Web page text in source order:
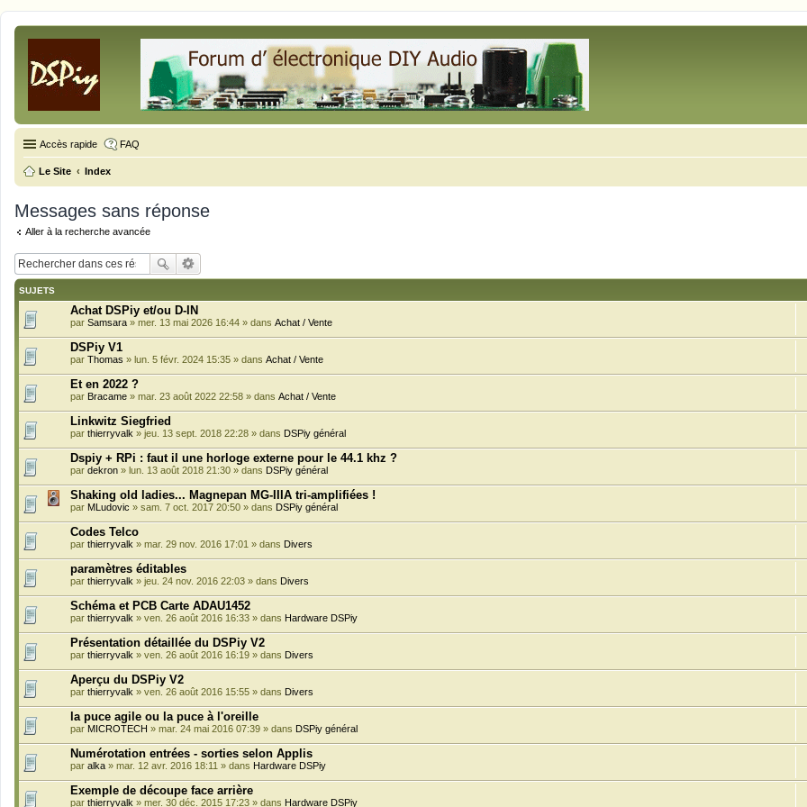
Accès rapide FAQ
Le Site Index
Messages sans réponse
Aller à la recherche avancée
SUJETS
Achat DSPiy et/ou D-IN
par Samsara » mer. 13 mai 2026 16:44 » dans Achat / Vente
DSPiy V1
par Thomas » lun. 5 févr. 2024 15:35 » dans Achat / Vente
Et en 2022 ?
par Bracame » mar. 23 août 2022 22:58 » dans Achat / Vente
Linkwitz Siegfried
par thierryvalk » jeu. 13 sept. 2018 22:28 » dans DSPiy général
Dspiy + RPi : faut il une horloge externe pour le 44.1 khz ?
par dekron » lun. 13 août 2018 21:30 » dans DSPiy général
Shaking old ladies... Magnepan MG-IIIA tri-amplifiées !
par MLudovic » sam. 7 oct. 2017 20:50 » dans DSPiy général
Codes Telco
par thierryvalk » mar. 29 nov. 2016 17:01 » dans Divers
paramètres éditables
par thierryvalk » jeu. 24 nov. 2016 22:03 » dans Divers
Schéma et PCB Carte ADAU1452
par thierryvalk » ven. 26 août 2016 16:33 » dans Hardware DSPiy
Présentation détaillée du DSPiy V2
par thierryvalk » ven. 26 août 2016 16:19 » dans Divers
Aperçu du DSPiy V2
par thierryvalk » ven. 26 août 2016 15:55 » dans Divers
la puce agile ou la puce à l'oreille
par MICROTECH » mar. 24 mai 2016 07:39 » dans DSPiy général
Numérotation entrées - sorties selon Applis
par alka » mar. 12 avr. 2016 18:11 » dans Hardware DSPiy
Exemple de découpe face arrière
par thierryvalk » mer. 30 déc. 2015 17:23 » dans Hardware DSPiy